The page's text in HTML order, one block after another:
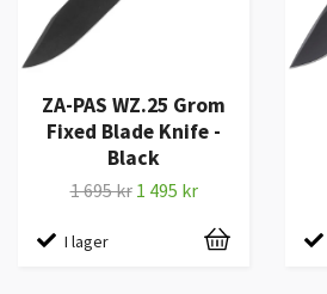
ZA-PAS WZ.25 Grom
Fixed Blade Knife -
Black
1 695 kr 1 495 kr
I lager